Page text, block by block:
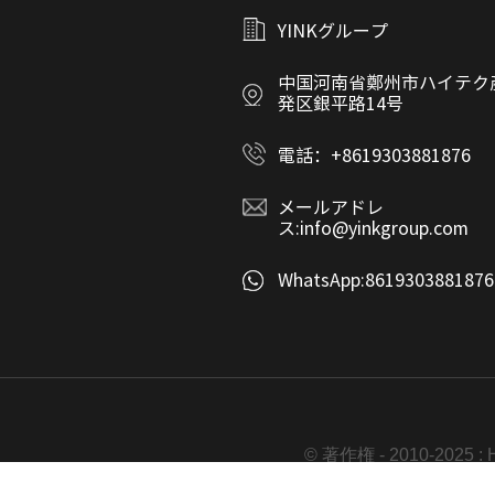
YINKグループ
中国河南省鄭州市ハイテク
発区銀平路14号
電話： +8619303881876
メールアドレ
ス:info@yinkgroup.com
WhatsApp:8619303881876
© 著作権 - 2010-2025 :